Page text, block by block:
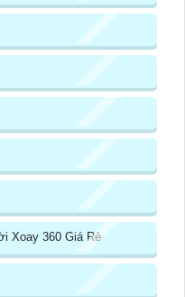
Xoay 360 Giá Rẻ